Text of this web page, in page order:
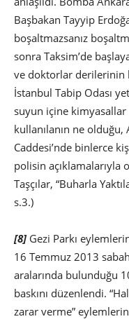
Başbakan Tayyip
boşaltmazsanız
sonra Taksim’de
ve doktorlar derilerinin
İstanbul Tabip Odası
suyun içine kimyasallar
kullanılanın ne olduğu,
Caddesi’nde binlerce
polisin açıklamalarıyla
Taşçılar, “Buharla
s.3.)
[8]Gezi Parkı
16 Temmuz 2013
aralarında bulunduğu
baskını düzenlendi.
zarar verme”